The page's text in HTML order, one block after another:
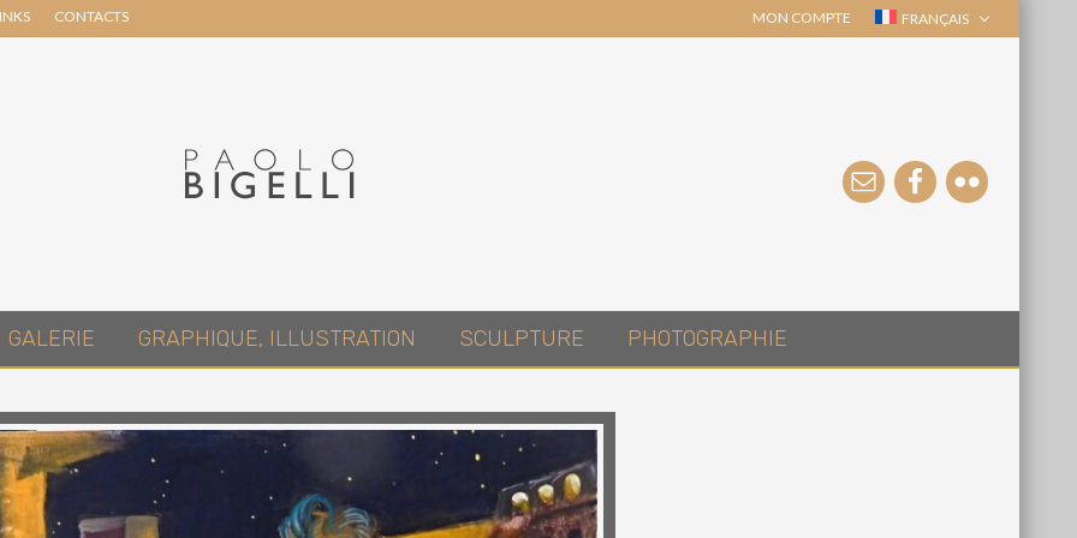
CONTACTS MON COMPTE FRANÇAIS
Pittore
in
Roma
GALERIE GRAPHIQUE, ILLUSTRATION SCULPTURE PHOTOGRAPHIE